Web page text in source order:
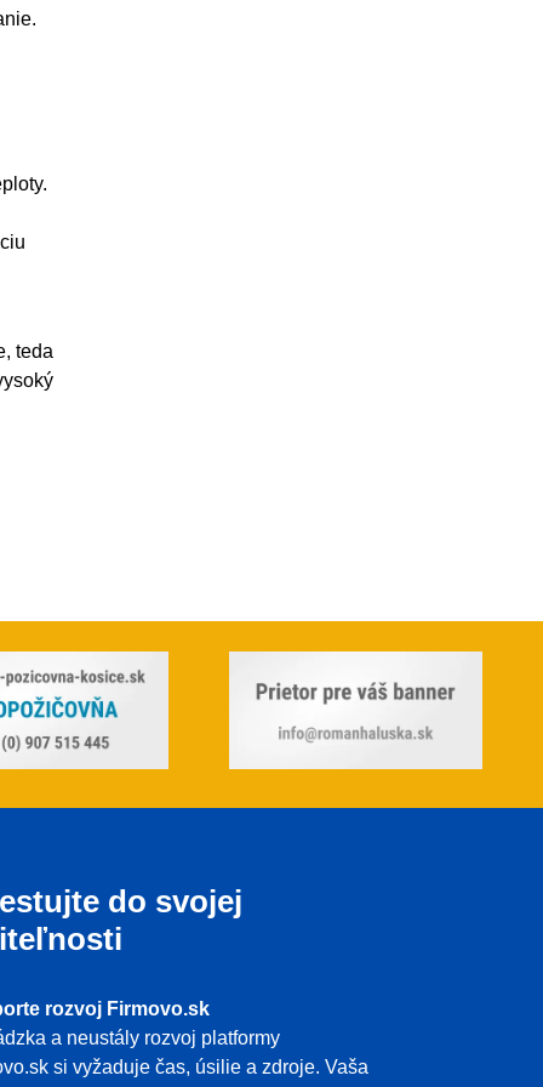
teda
do svojej
rozvoj Firmovo.sk
a neustály rozvoj platformy
si vyžaduje čas, úsilie a zdroje. Vaša